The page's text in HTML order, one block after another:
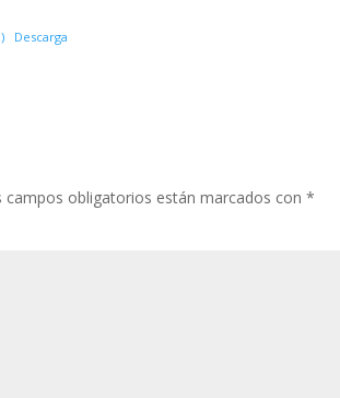
Descarga
campos obligatorios están marcados con*